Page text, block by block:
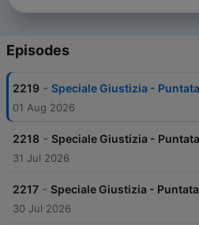
Episodes
2219 - Speciale Giustizia -
01 Aug 2026
2218 - Speciale Giustizia -
31 Jul 2026
2217 - Speciale Giustizia -
30 Jul 2026